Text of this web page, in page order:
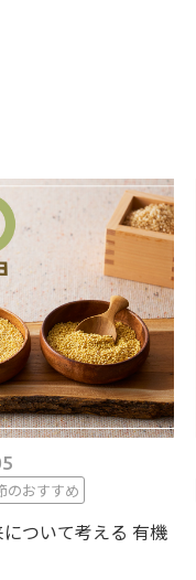
のおすすめ
ついて考える 有機